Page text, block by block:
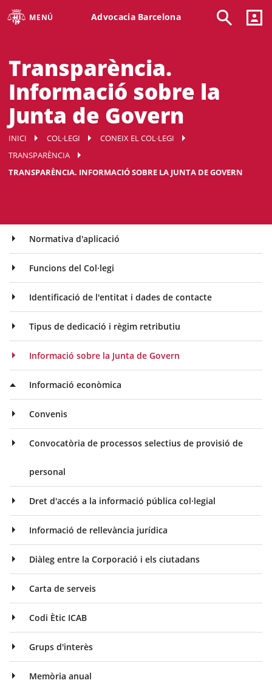
MENÚ Advocacia Barcelona
Transparència.
Informació sobre la
Junta de Govern
INICI COL·LEGI
CONEIX EL COL·LEGI
TRANSPARÈNCIA
TRANSPARÈNCIA. INFORMACIÓ SOBRE LA JUNTA DE GOVERN
Normativa d'aplicació
Funcions del Col·legi
Identificació de l'entitat i dades de contacte
Tipus de dedicació i règim retributiu
Informació sobre la Junta de Govern
Informació econòmica
Convenis
Convocatòria de processos selectius de provisió de
personal
Dret d'accés a la informació pública col·legial
Informació de rellevància jurídica
Diàleg entre la Corporació i els ciutadans
Carta de serveis
Codi Ètic ICAB
Grups d'interès
Memòria anual